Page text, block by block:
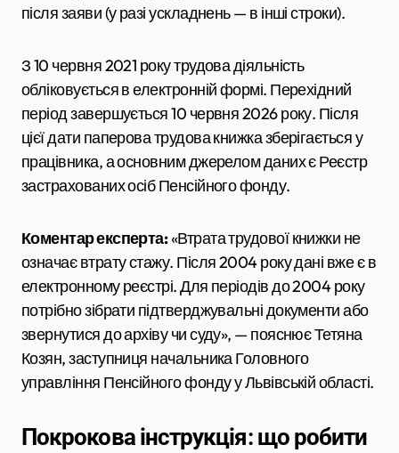
після заяви (у разі ускладнень — в інші строки).
З 10 червня 2021 року трудова діяльність
обліковується в електронній формі. Перехідний
період завершується 10 червня 2026 року. Після
цієї дати паперова трудова книжка зберігається у
працівника, а основним джерелом даних є Реєстр
застрахованих осіб Пенсійного фонду.
Коментар експерта:«Втрата трудової книжки не
означає втрату стажу. Після 2004 року дані вже є в
електронному реєстрі. Для періодів до 2004 року
потрібно зібрати підтверджувальні документи або
звернутися до архіву чи суду», — пояснює Тетяна
Козян, заступниця начальника Головного
управління Пенсійного фонду у Львівській області.
Покрокова інструкція: що робити